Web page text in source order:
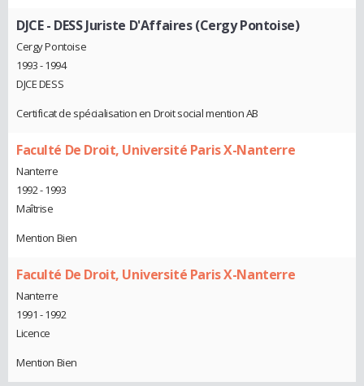
DJCE - DESS Juriste D'Affaires (Cergy Pontoise)
Cergy Pontoise
1993 - 1994
DJCE DESS
Certificat de spécialisation en Droit social mention AB
Faculté De Droit, Université Paris X-Nanterre
Nanterre
1992 - 1993
Maîtrise
Mention Bien
Faculté De Droit, Université Paris X-Nanterre
Nanterre
1991 - 1992
Licence
Mention Bien